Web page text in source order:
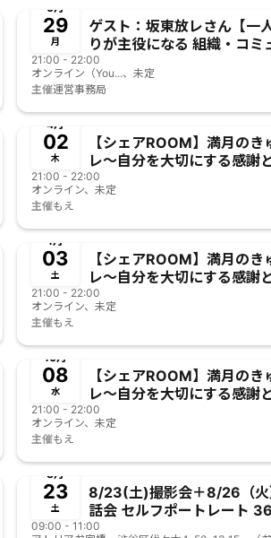
6月
29
月
ゲスト：坂東放レさん【一
りが主役になる 組織・コミ
ィは 実現可能なのか？アト
挑戦】
21:00 - 22:00
オンライン（You...、未定
主催運営事務局
4月
02
木
【シェアROOM】満月のき
レ〜自分を大切にする感謝
の習慣〜
21:00 - 22:00
オンライン、未定
主催もえ
1月
03
土
【シェアROOM】満月のき
レ〜自分を大切にする感謝
の習慣〜
21:00 - 22:00
オンライン、未定
主催もえ
10月
08
水
【シェアROOM】満月のき
レ〜自分を大切にする感謝
の習慣〜
21:00 - 22:00
オンライン、未定
主催もえ
8月
23
土
8/23(土)撮影会＋8/26（火
話会 セルフポートレート
タシ 体験会
09:00 - 11:00